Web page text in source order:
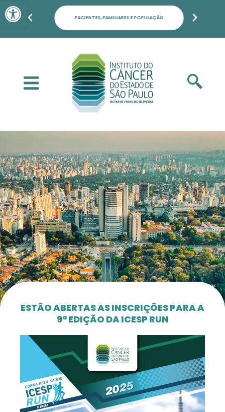
Barra de Ferramentas
PACIENTES, FAMILIARES E POPULAÇÃO
ESTÃO ABERTAS AS INSCRIÇÕES PARA A
9ª EDIÇÃO DA ICESP RUN